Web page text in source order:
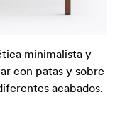
minimalista y
con patas y sobre
acabados.